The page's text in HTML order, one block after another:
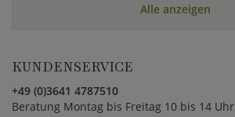
Alle anzeigen
KUNDENSERVICE
+49 (0)3641 4787510
Beratung Montag bis Freitag 10 bis 14 Uhr